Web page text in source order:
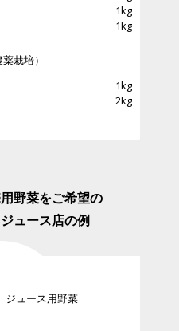
1kg
1kg
栽培）
1kg
2kg
野菜をご希望の
ュース店の例
ジュース用野菜